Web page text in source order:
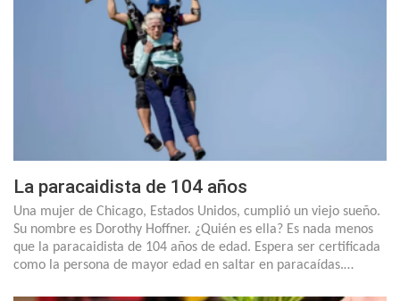
La paracaidista de 104 años
Una mujer de Chicago, Estados Unidos, cumplió un viejo sueño.
Su nombre es Dorothy Hoffner. ¿Quién es ella? Es nada menos
que la paracaidista de 104 años de edad. Espera ser certificada
como la persona de mayor edad en saltar en paracaídas.…